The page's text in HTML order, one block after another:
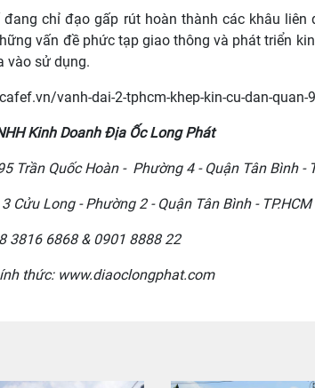
đang chỉ đạo gấp rút hoàn thành các khâu
vấn đề phức tạp giao thông và phát triển
vào sử dụng.
vanh-dai-2-tphcm-khep-kin-cu-dan-
Kinh Doanh Địa Ốc Long Phát
Trần Quốc Hoàn - Phường 4 - Quận Tân Bình -
Cửu Long- Phường 2 - Quận Tân Bình - TP.HCM
3816 6868& 0901 8888 22
thức: www.diaoclongphat.com